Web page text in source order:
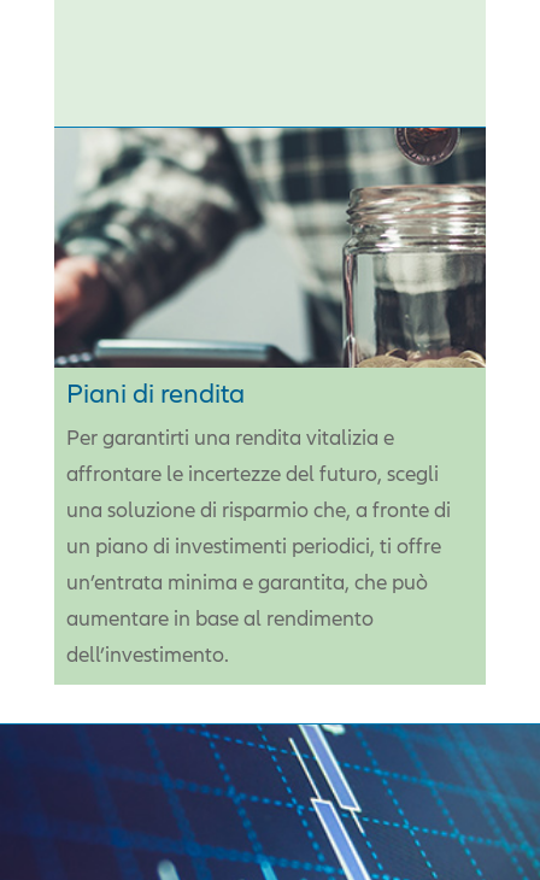
Piani di rendita
Per garantirti una rendita vitalizia e
affrontare le incertezze del futuro, scegli
una soluzione di risparmio che, a fronte di
un piano di investimenti periodici, ti offre
un’entrata minima e garantita, che può
aumentare in base al rendimento
dell’investimento.